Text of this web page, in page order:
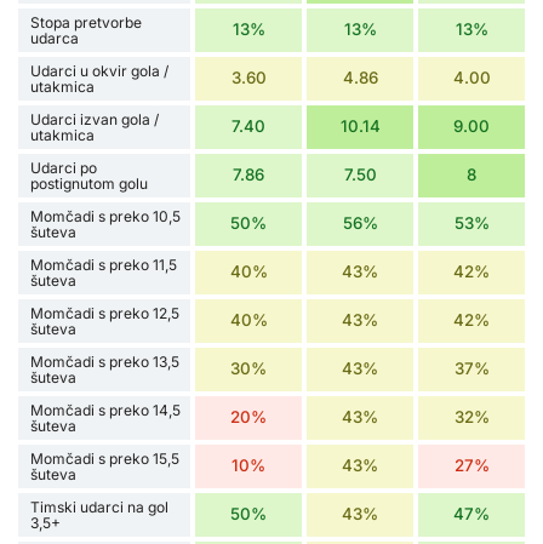
Stopa pretvorbe
udarca
13% 13% 13%
Udarci u okvir gola /
utakmica
3.60 4.86 4.00
Udarci izvan gola /
utakmica
7.40 10.14 9.00
Udarci po
postignutom golu
7.86 7.50 8
Momčadi s preko 10,5
šuteva
50% 56% 53%
Momčadi s preko 11,5
šuteva
40% 43% 42%
Momčadi s preko 12,5
šuteva
40% 43% 42%
Momčadi s preko 13,5
šuteva
30% 43% 37%
Momčadi s preko 14,5
šuteva
20% 43% 32%
Momčadi s preko 15,5
šuteva
10% 43% 27%
Timski udarci na gol
3,5+
50% 43% 47%